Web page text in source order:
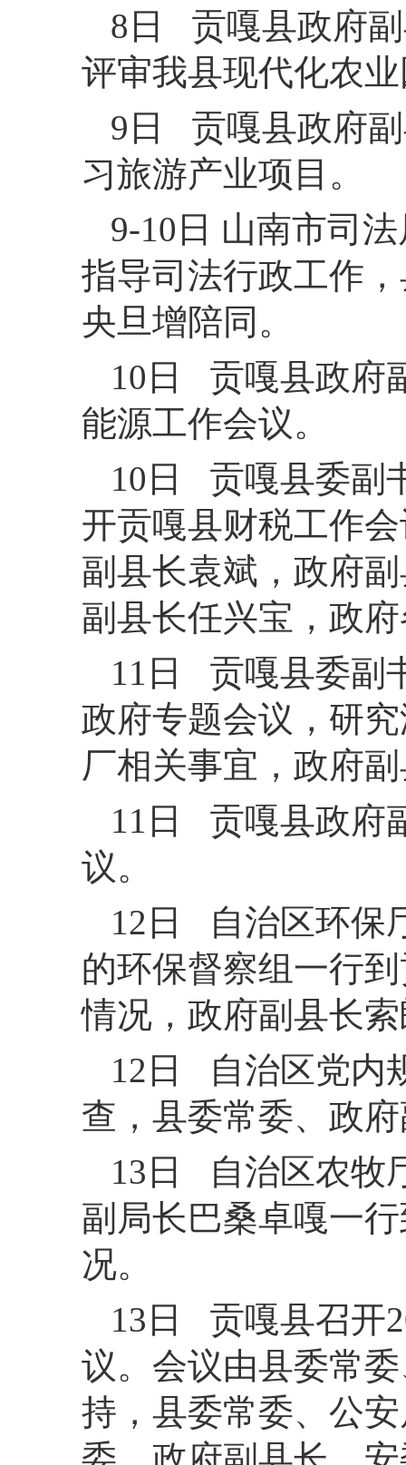
8日 贡嘎县政府
评审我县现代化农
9日 贡嘎县政府
习旅游产业项目。
9-10日 山南市司
指导司法行政工作
央旦增陪同。
10日 贡嘎县政府
能源工作会议。
10日 贡嘎县委副
开贡嘎县财税工作
副县长袁斌，政府
副县长任兴宝，政
11日 贡嘎县委副
政府专题会议，研
厂相关事宜，政府
11日 贡嘎县政府
议。
12日 自治区环保
的环保督察组一行
情况，政府副县长
12日 自治区党内
查，县委常委、政
13日 自治区农牧
副局长巴桑卓嘎一
况。
13日 贡嘎县召开
议。会议由县委常
持，县委常委、公